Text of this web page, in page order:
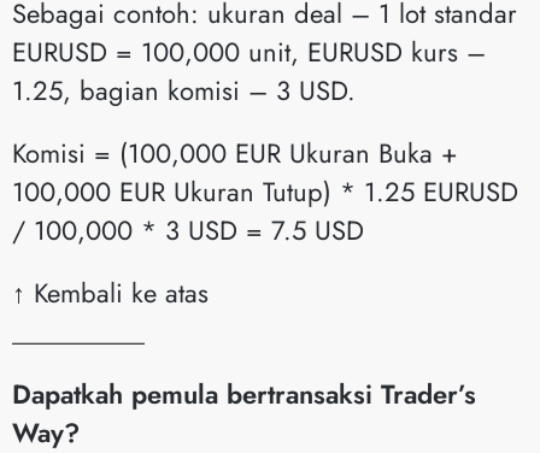
Sebagai contoh: ukuran deal – 1 lot standar
EURUSD = 100,000 unit, EURUSD kurs –
1.25, bagian komisi – 3 USD.
Komisi = (100,000 EUR Ukuran Buka +
100,000 EUR Ukuran Tutup) * 1.25 EURUSD
/ 100,000 * 3 USD = 7.5 USD
↑ Kembali ke atas
Dapatkah pemula bertransaksi Trader’s
Way?